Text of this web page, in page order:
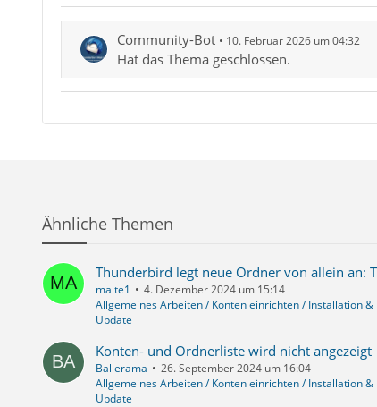
Community-Bot 10. Februar 2026 um 04:32
Hat das Thema geschlossen.
Ähnliche Themen
malte1
4. Dezember 2024 um 15:14
Allgemeines Arbeiten / Konten einrichten / Installation &
Update
Konten- und Ordnerliste wird nicht angezeigt
Ballerama
26. September 2024 um 16:04
Allgemeines Arbeiten / Konten einrichten / Installation &
Update